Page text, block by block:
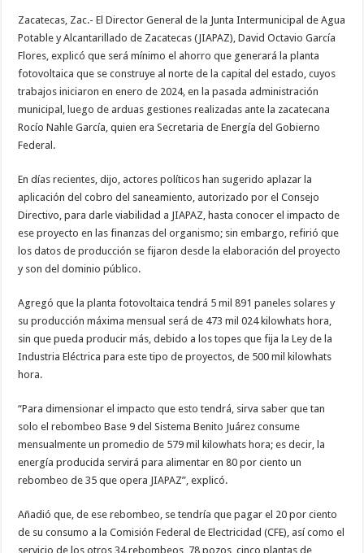
Zacatecas, Zac.- El Director General de la Junta Intermunicipal de Agua
Potable y Alcantarillado de Zacatecas (JIAPAZ), David Octavio García
Flores, explicó que será mínimo el ahorro que generará la planta
fotovoltaica que se construye al norte de la capital del estado, cuyos
trabajos iniciaron en enero de 2024, en la pasada administración
municipal, luego de arduas gestiones realizadas ante la zacatecana
Rocío Nahle García, quien era Secretaria de Energía del Gobierno
Federal.
En días recientes, dijo, actores políticos han sugerido aplazar la
aplicación del cobro del saneamiento, autorizado por el Consejo
Directivo, para darle viabilidad a JIAPAZ, hasta conocer el impacto de
ese proyecto en las finanzas del organismo; sin embargo, refirió que
los datos de producción se fijaron desde la elaboración del proyecto
y son del dominio público.
Agregó que la planta fotovoltaica tendrá 5 mil 891 paneles solares y
su producción máxima mensual será de 473 mil 024 kilowhats hora,
sin que pueda producir más, debido a los topes que fija la Ley de la
Industria Eléctrica para este tipo de proyectos, de 500 mil kilowhats
hora.
“Para dimensionar el impacto que esto tendrá, sirva saber que tan
solo el rebombeo Base 9 del Sistema Benito Juárez consume
mensualmente un promedio de 579 mil kilowhats hora; es decir, la
energía producida servirá para alimentar en 80 por ciento un
rebombeo de 35 que opera JIAPAZ”, explicó.
Añadió que, de ese rebombeo, se tendría que pagar el 20 por ciento
de su consumo a la Comisión Federal de Electricidad (CFE), así como el
servicio de los otros 34 rebombeos, 78 pozos, cinco plantas de